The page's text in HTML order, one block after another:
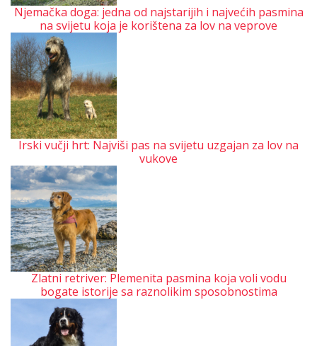
Njemačka doga: jedna od najstarijih i najvećih pasmina
na svijetu koja je korištena za lov na veprove
Irski vučji hrt: Najviši pas na svijetu uzgajan za lov na
vukove
Zlatni retriver: Plemenita pasmina koja voli vodu
bogate istorije sa raznolikim sposobnostima